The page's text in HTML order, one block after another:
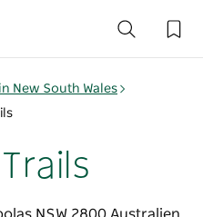
New South Wales